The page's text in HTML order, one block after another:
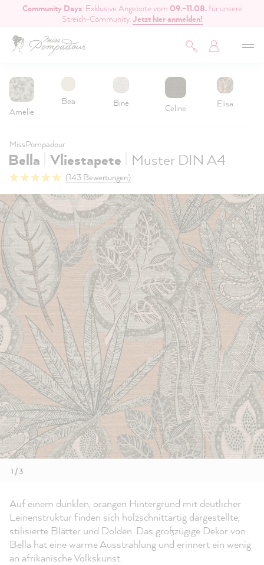
springen
Community Days: Exklusive Angebote vom 09.–11.08.für unsere
Streich-Community.Jetzt hier anmelden!
Amelie
Bea Bine Celine Elisa
MissPompadour
Bella Vliestapete Muster DIN A4
(143 Bewertungen)
1 / 3
Auf einem dunklen, orangen Hintergrund mit deutlicher
Leinenstruktur finden sich holzschnittartig dargestellte,
stilisierte Blätter und Dolden. Das großzügige Dekor von
Bella hat eine warme Ausstrahlung und erinnert ein wenig
an afrikanische Volkskunst.